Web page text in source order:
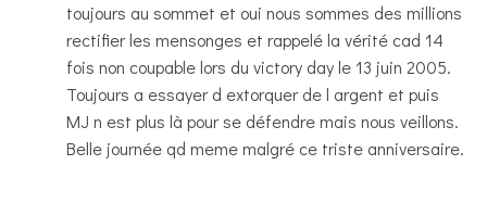
toujours au sommet et oui nous sommes des millions
rectifier les mensonges et rappelé la vérité cad 14
fois non coupable lors du victory day le 13 juin 2005.
Toujours a essayer d extorquer de l argent et puis
MJ n est plus là pour se défendre mais nous veillons.
Belle journée qd meme malgré ce triste anniversaire.